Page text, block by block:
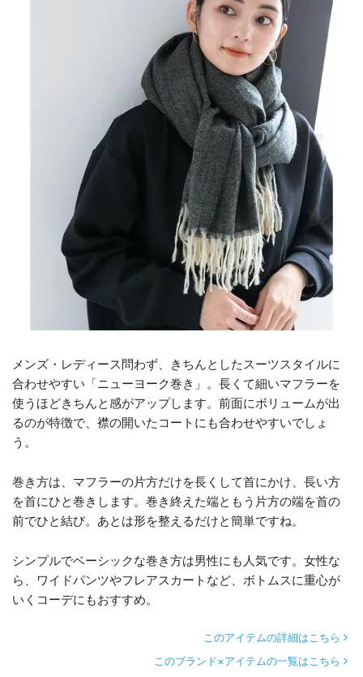
メンズ・レディース問わず、きちんとしたスーツスタイルに
合わせやすい「ニューヨーク巻き」。長くて細いマフラーを
使うほどきちんと感がアップします。前面にボリュームが出
るのが特徴で、襟の開いたコートにも合わせやすいでしょ
う。
巻き方は、マフラーの片方だけを長くして首にかけ、長い方
を首にひと巻きします。巻き終えた端ともう片方の端を首の
前でひと結び。あとは形を整えるだけと簡単ですね。
シンプルでベーシックな巻き方は男性にも人気です。女性な
ら、ワイドパンツやフレアスカートなど、ボトムスに重心が
いくコーデにもおすすめ。
このアイテムの詳細はこちら
このブランド×アイテムの一覧はこちら